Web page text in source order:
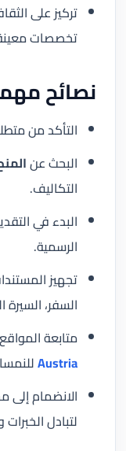
تركيز على
تخصصات
نصائح
التأكد من
البحث عن
التكاليف.
الرسمية.
تجهيز
السفر، السيرة
متابعة
Austria
الانضمام
لتبادل